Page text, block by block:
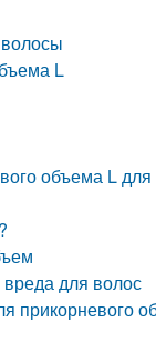
L
объема L
для волос
прикорневого